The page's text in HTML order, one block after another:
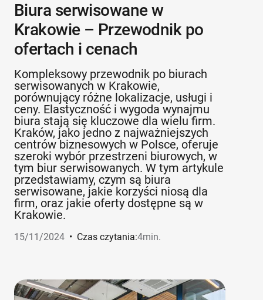
Biura serwisowane w
Krakowie – Przewodnik po
ofertach i cenach
Kompleksowy przewodnik po biurach
serwisowanych w Krakowie,
porównujący różne lokalizacje, usługi i
ceny. Elastyczność i wygoda wynajmu
biura stają się kluczowe dla wielu firm.
Kraków, jako jedno z najważniejszych
centrów biznesowych w Polsce, oferuje
szeroki wybór przestrzeni biurowych, w
tym biur serwisowanych. W tym artykule
przedstawiamy, czym są biura
serwisowane, jakie korzyści niosą dla
firm, oraz jakie oferty dostępne są w
Krakowie.
15/11/2024 • Czas czytania:4min.